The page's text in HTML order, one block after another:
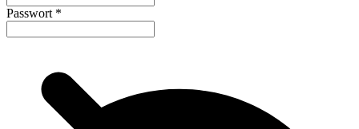
Passwort *